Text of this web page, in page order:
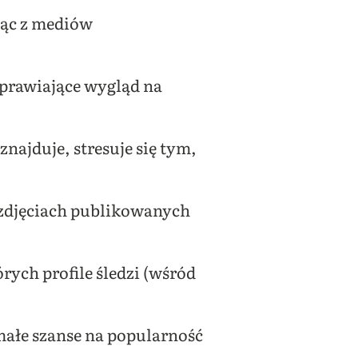
z mediów
wygląd na
stresuje się tym,
publikowanych
profile śledzi (wśród
szanse na popularność